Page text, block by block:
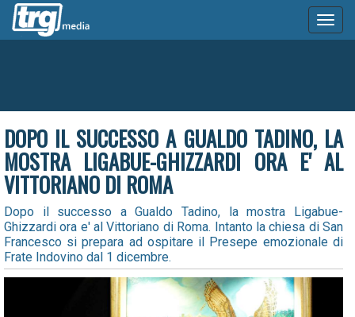
DOPO IL SUCCESSO A GUALDO TADINO, LA
MOSTRA LIGABUE-GHIZZARDI ORA E' AL
VITTORIANO DI ROMA
Dopo il successo a Gualdo Tadino, la mostra Ligabue-
Ghizzardi ora e' al Vittoriano di Roma. Intanto la chiesa di San
Francesco si prepara ad ospitare il Presepe emozionale di
Frate Indovino dal 1 dicembre.